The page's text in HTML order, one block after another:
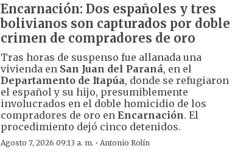
Encarnación: Dos españoles y tres
bolivianos son capturados por doble
crimen de compradores de oro
Tras horas de suspenso fue allanada una
vivienda en San Juan del Paraná, en el
Departamento de Itapúa, donde se refugiaron
el español y su hijo, presumiblemente
involucrados en el doble homicidio de los
compradores de oro enEncarnación. El
procedimiento dejó cinco detenidos.
Agosto 7, 2026 09:13 a. m. ·Antonio Rolín